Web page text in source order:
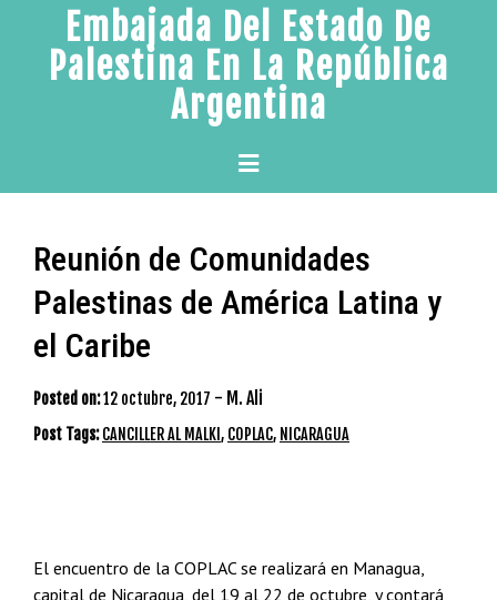
content
Embajada Del Estado De
Palestina En La República
Argentina
Primary
Menu
Reunión de Comunidades
Palestinas de América Latina y
el Caribe
Posted on:12 octubre, 2017 - M. Ali
Post Tags:CANCILLER AL MALKI , COPLAC, NICARAGUA
El encuentro de la COPLAC se realizará en Managua,
capital de Nicaragua, del 19 al 22 de octubre, y contará